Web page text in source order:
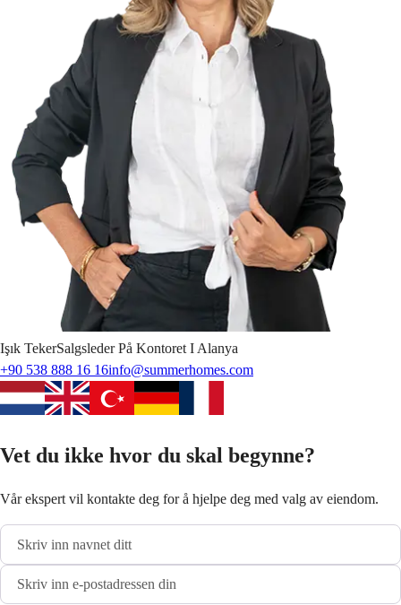
Işık TekerSalgsleder På Kontoret I Alanya
+90 538 888 16 16info@summerhomes.com
Vet du ikke hvor du skal begynne?
Vår ekspert vil kontakte deg for å hjelpe deg med valg av eiendom.